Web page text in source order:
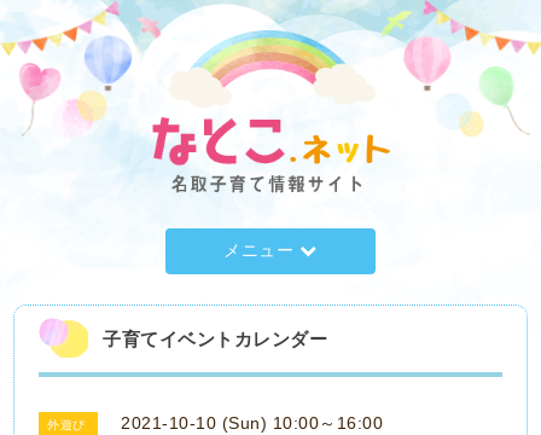
メニュー
子育てイベントカレンダー
外遊び 2021-10-10 (Sun) 10:00～16:00